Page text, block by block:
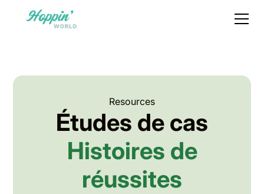
Resources
Études de cas
Histoires de
réussites